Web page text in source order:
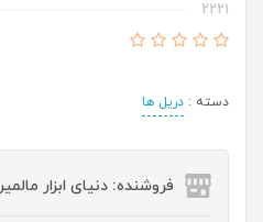
2221
دسته : دریل ها
فروشنده: دنیای ابزار مالمیر